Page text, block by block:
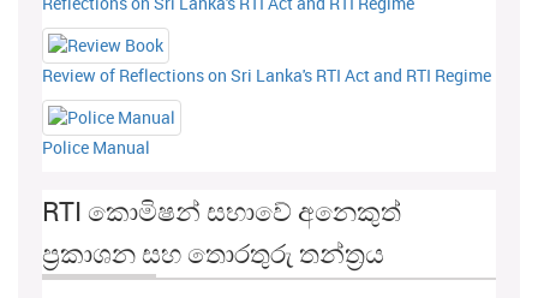
Review of Reflections on Sri Lanka's RTI Act and RTI Regime
Police Manual
RTI කොමිෂන් සභාවේ අනෙකුත්
ප්‍රකාශන සහ තොරතුරු තන්ත්‍රය